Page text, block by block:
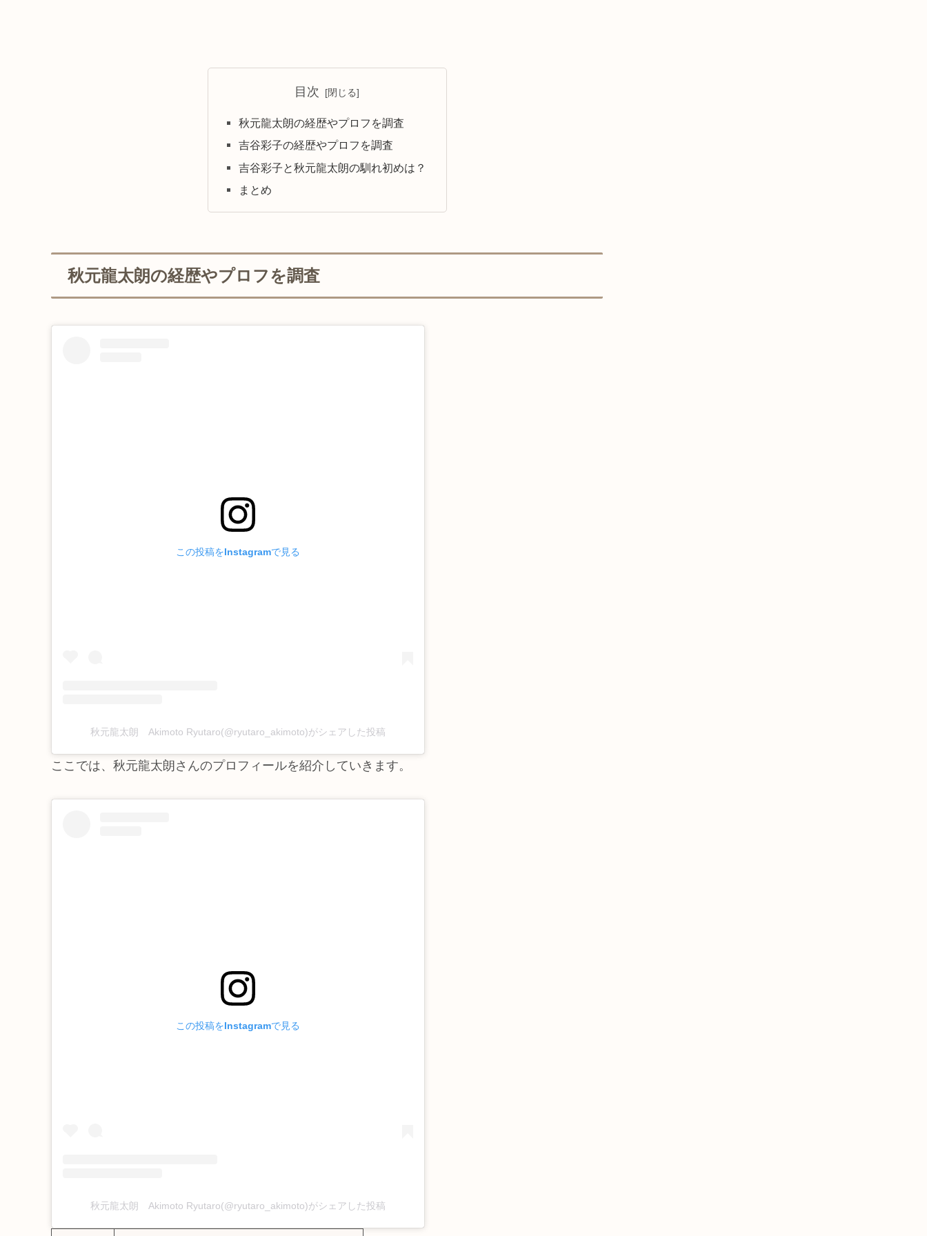
目次
秋元龍太朗の経歴やプロフを調査
吉谷彩子の経歴やプロフを調査
吉谷彩子と秋元龍太朗の馴れ初めは？
まとめ
秋元龍太朗の経歴やプロフを調査
この投稿をInstagramで見る
秋元龍太朗 Akimoto Ryutaro(@ryutaro_akimoto)がシェアした投稿
ここでは、秋元龍太朗さんのプロフィールを紹介していきます。
この投稿をInstagramで見る
秋元龍太朗 Akimoto Ryutaro(@ryutaro_akimoto)がシェアした投稿